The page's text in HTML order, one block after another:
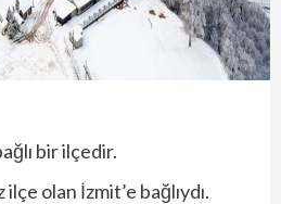
bir ilçedir.
olan İzmit’e bağlıydı.